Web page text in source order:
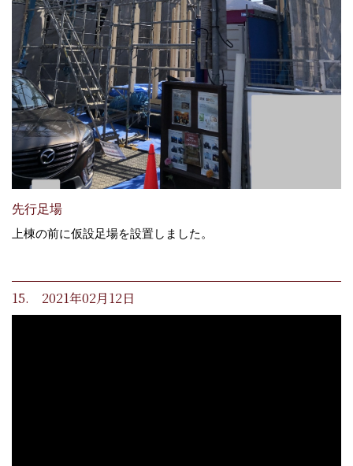
先行足場
上棟の前に仮設足場を設置しました。
15. 2021年02月12日